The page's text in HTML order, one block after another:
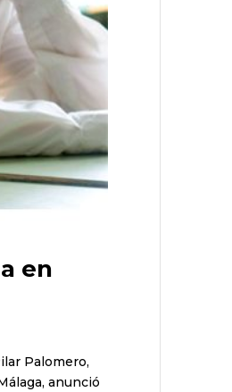
en
Palomero,
anunció